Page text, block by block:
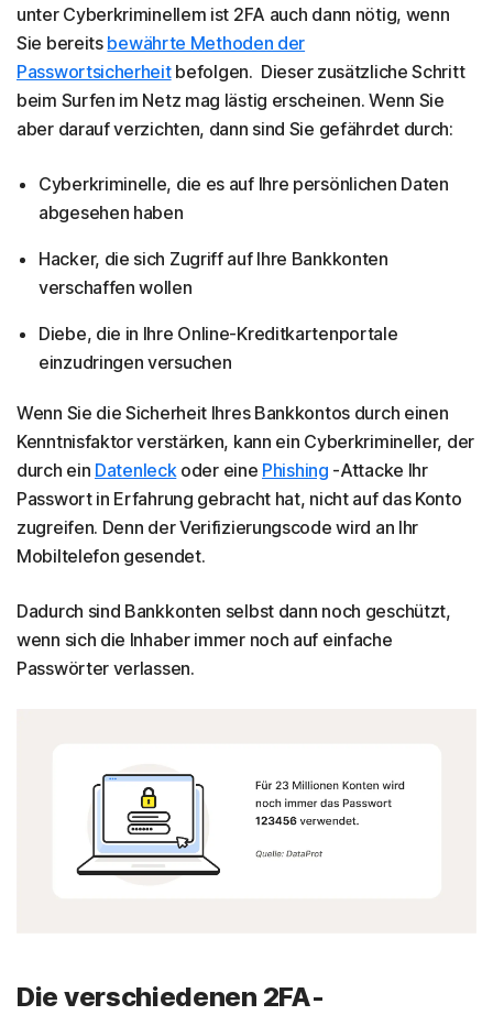
unter Cyberkriminellem ist 2FA auch dann nötig, wenn
Sie bereits bewährte Methoden der
Passwortsicherheitbefolgen. Dieser zusätzliche Schritt
beim Surfen im Netz mag lästig erscheinen. Wenn Sie
aber darauf verzichten, dann sind Sie gefährdet durch:
Cyberkriminelle, die es auf Ihre persönlichen Daten
abgesehen haben
Hacker, die sich Zugriff auf Ihre Bankkonten
verschaffen wollen
Diebe, die in Ihre Online-Kreditkartenportale
einzudringen versuchen
Wenn Sie die Sicherheit Ihres Bankkontos durch einen
Kenntnisfaktor verstärken, kann ein Cyberkrimineller, der
durch ein Datenleck oder eine Phishing -Attacke Ihr
Passwort in Erfahrung gebracht hat, nicht auf das Konto
zugreifen. Denn der Verifizierungscode wird an Ihr
Mobiltelefon gesendet.
Dadurch sind Bankkonten selbst dann noch geschützt,
wenn sich die Inhaber immer noch auf einfache
Passwörter verlassen.
Die verschiedenen 2FA-